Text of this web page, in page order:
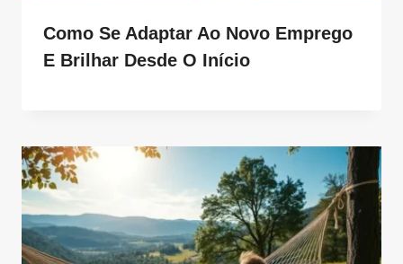
Como Se Adaptar Ao Novo Emprego
E Brilhar Desde O Início